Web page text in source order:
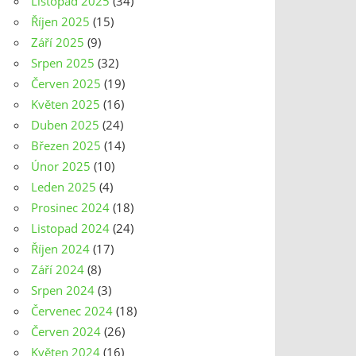
Říjen 2025 (15)
Září 2025 (9)
Srpen 2025 (32)
Červen 2025 (19)
Květen 2025 (16)
Duben 2025 (24)
Březen 2025 (14)
Únor 2025 (10)
Leden 2025 (4)
Prosinec 2024 (18)
Listopad 2024 (24)
Říjen 2024 (17)
Září 2024 (8)
Srpen 2024 (3)
Červenec 2024 (18)
Červen 2024 (26)
Květen 2024 (16)